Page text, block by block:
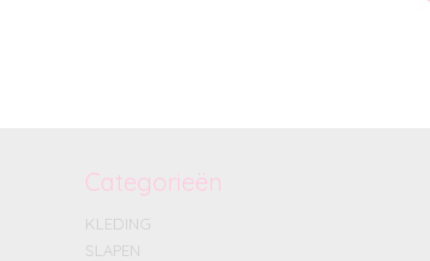
Categorieën
KLEDING
SLAPEN